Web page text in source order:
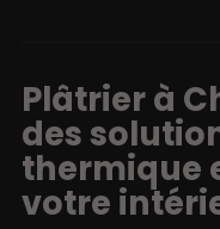
Plâtrier à
des
thermique
votre